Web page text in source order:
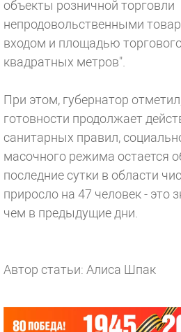
объекты розничной торговли
непродовольственными
входом и площадью
квадратных метров".
При этом, губернатор
готовности продолжает
санитарных правил,
масочного режима остается
последние сутки в области
приросло на 47 человек - это
чем в предыдущие дни.
Автор статьи: Алиса Шпак